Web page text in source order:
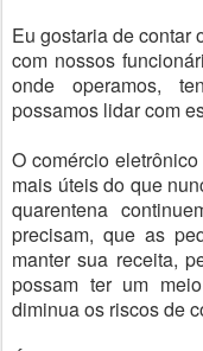
Eu gostaria de contar
com nossos
onde operamos,
possamos lidar com
O comércio
mais úteis do que
quarentena
precisam, que as
manter sua receita,
possam ter um
diminua os riscos de